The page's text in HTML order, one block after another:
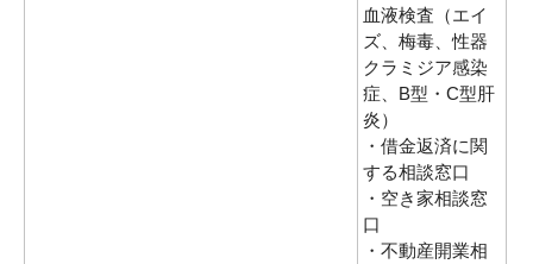
血液検査（エイ
ズ、梅毒、性器
クラミジア感染
症、B型・C型肝
炎）
・借金返済に関
する相談窓口
・空き家相談窓
口
・不動産開業相